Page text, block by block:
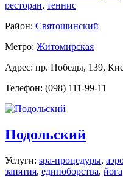
ресторан, теннис
Район: Святошинский
Метро: Житомирская
Адрес: пр. Победы, 139,
Телефон: (098) 111-99-11
Подольский
Услуги: spa-процедуры,
занятия, единоборства, йога